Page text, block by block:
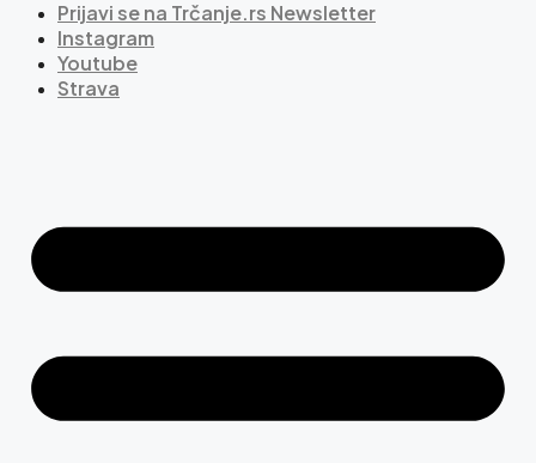
Prijavi se na Trčanje.rs Newsletter
Instagram
Youtube
Strava